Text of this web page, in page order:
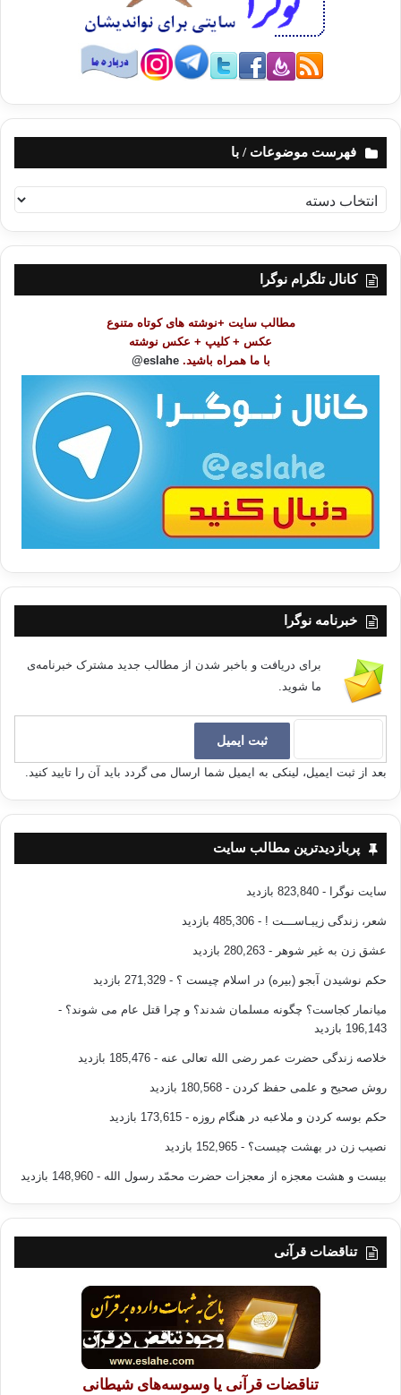
فهرست موضوعات / با
ه
ر
کانال تلگرام نوگرا
مطالب سایت +نوشته های کوتاه متنوع
عکس + کلیپ + عکس نوشته
با ما همراه باشید. eslahe@
خبرنامه نوگرا
برای دریافت و باخبر شدن از مطالب جدید مشترک خبرنامه‌ی
ما شوید.
بعد از ثبت ایمیل، لینکی به ایمیل شما ارسال می گردد باید آن را تایید کنید.
پربازدیدترین مطالب سایت
سایت نوگرا - 823,840 بازدید
شعر، زندگی زیبـاســـت ! - 485,306 بازدید
عشق زن به غیر شوهر - 280,263 بازدید
حکم نوشیدن آبجو (بیره) در اسلام چیست ؟ - 271,329 بازدید
میانمار کجاست؟ چگونه مسلمان شدند؟ و چرا قتل عام می شوند؟ -
196,143 بازدید
خلاصه زندگی حضرت عمر رضی الله تعالی عنه - 185,476 بازدید
روش صحیح و علمی حفظ کردن - 180,568 بازدید
حکم بوسه کردن و ملاعبه در هنگام روزه - 173,615 بازدید
نصیب زن در بهشت چیست؟ - 152,965 بازدید
بیست و هشت معجزه از معجزات حضرت محمّد رسول الله - 148,960 بازدید
تناقضات قرآنی
تناقضات قرآنی یا وسوسه‌های شیطانی